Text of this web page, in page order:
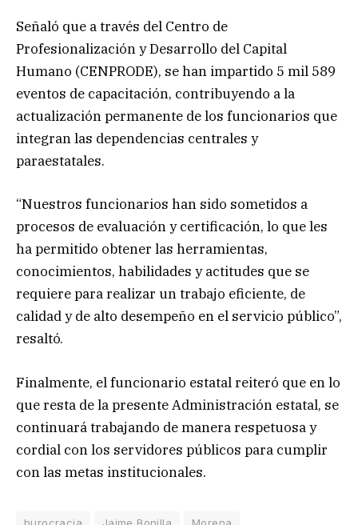
Señaló que a través del Centro de
Profesionalización y Desarrollo del Capital
Humano (CENPRODE), se han impartido 5 mil 589
eventos de capacitación, contribuyendo a la
actualización permanente de los funcionarios que
integran las dependencias centrales y
paraestatales.
“Nuestros funcionarios han sido sometidos a
procesos de evaluación y certificación, lo que les
ha permitido obtener las herramientas,
conocimientos, habilidades y actitudes que se
requiere para realizar un trabajo eficiente, de
calidad y de alto desempeño en el servicio público”,
resaltó.
Finalmente, el funcionario estatal reiteró que en lo
que resta de la presente Administración estatal, se
continuará trabajando de manera respetuosa y
cordial con los servidores públicos para cumplir
con las metas institucionales.
burocracia Jaime Bonilla Morena